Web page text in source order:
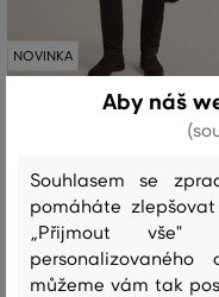
NOVINKA
DŽÍNY GANT SLIM DESERT
3
Dostupné velikosti:
31/32 , 34/32 +12 další
Aby náš
Souhlasem se
pomáháte
„Přijmout vše"
můžeme vám tak